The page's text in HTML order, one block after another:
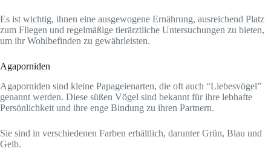
Es ist wichtig, ihnen eine ausgewogene Ernährung, ausreichend Platz
zum Fliegen und regelmäßige tierärztliche Untersuchungen zu bieten,
um ihr Wohlbefinden zu gewährleisten.
Agaporniden
Agaporniden sind kleine Papageienarten, die oft auch “Liebesvögel”
genannt werden. Diese süßen Vögel sind bekannt für ihre lebhafte
Persönlichkeit und ihre enge Bindung zu ihren Partnern.
Sie sind in verschiedenen Farben erhältlich, darunter Grün, Blau und
Gelb.